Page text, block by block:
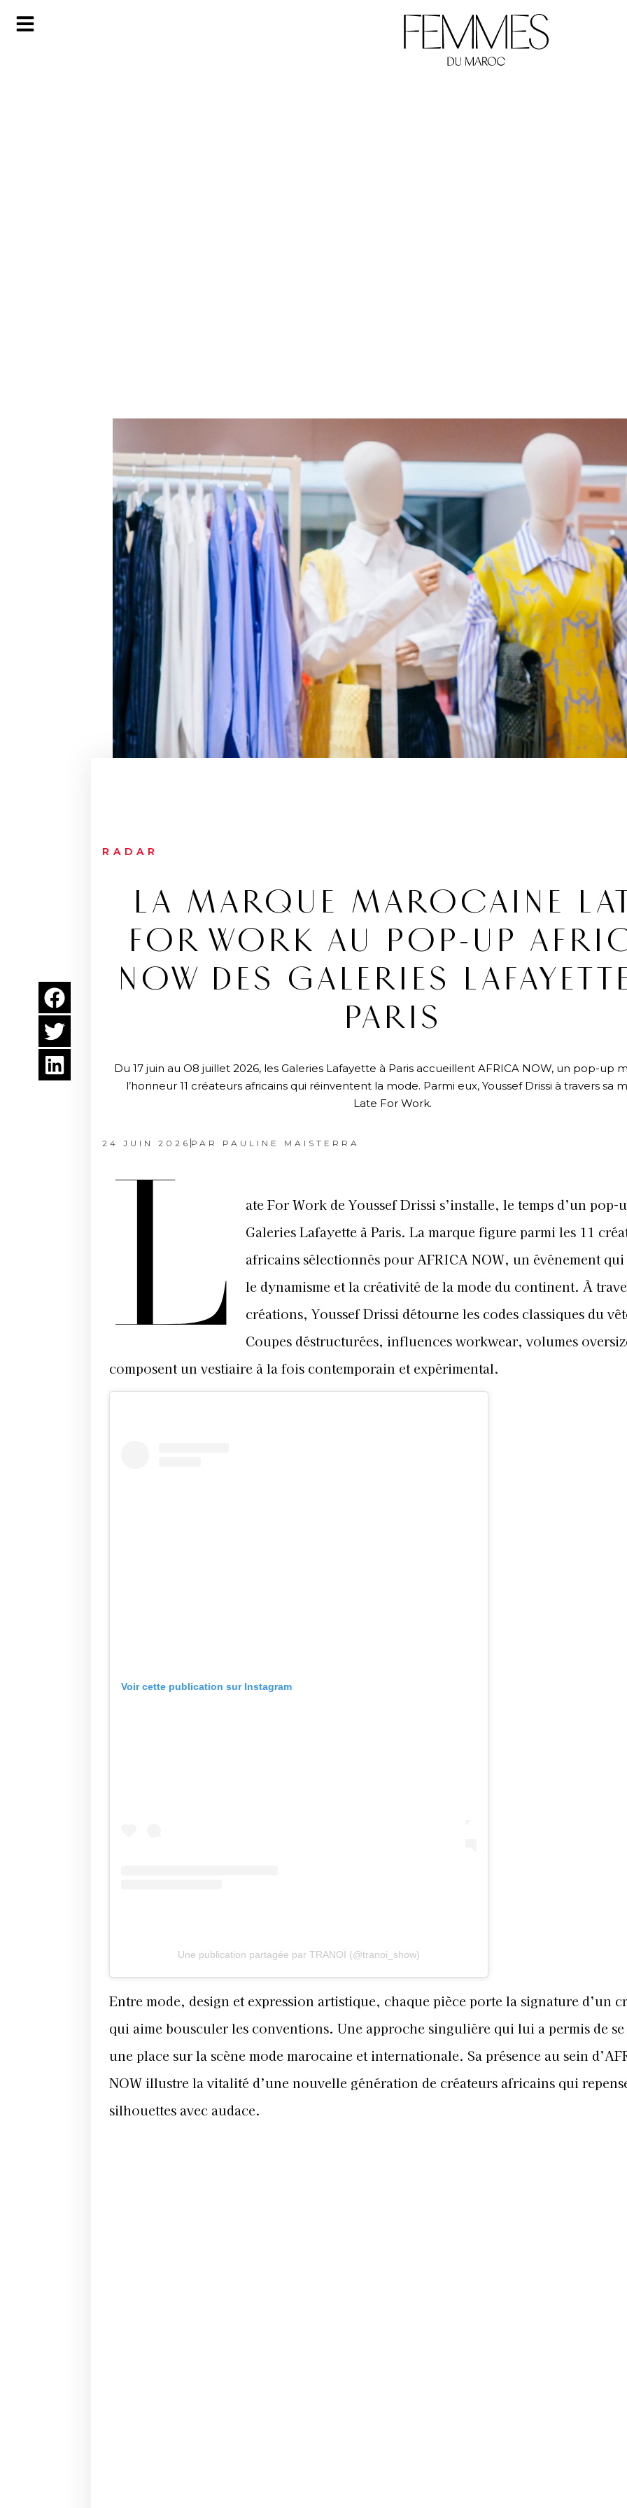
RADAR
LA MARQUE MAROCAINE
FOR WORK AU POP-UP
NOW DES GALERIES
PARIS
Du 17 juin au O8 juillet 2026, les Galeries Lafayette à Paris accueillent AFRICA NOW, un pop-up
l’honneur 11 créateurs africains qui réinventent la mode. Parmi eux, Youssef Drissi à travers sa
Late For Work.
24 JUIN 2026 PAR PAULINE MAISTERRA
L
ate For Work de Youssef Drissi s’installe, le temps d’un pop-
Galeries Lafayette à Paris. La marque figure parmi les 11
africains sélectionnés pour AFRICA NOW, un événement
le dynamisme et la créativité de la mode du continent. À
créations, Youssef Drissi détourne les codes classiques du
Coupes déstructurées, influences workwear, volumes
composent un vestiaire à la fois contemporain et expérimental.
Voir cette publication sur Instagram
Une publication partagée par TRANOÏ (@tranoi_show)
Entre mode, design et expression artistique, chaque pièce porte la signature d’un
qui aime bousculer les conventions. Une approche singulière qui lui a permis de
une place sur la scène mode marocaine et internationale. Sa présence au sein
NOW illustre la vitalité d’une nouvelle génération de créateurs africains qui
silhouettes avec audace.